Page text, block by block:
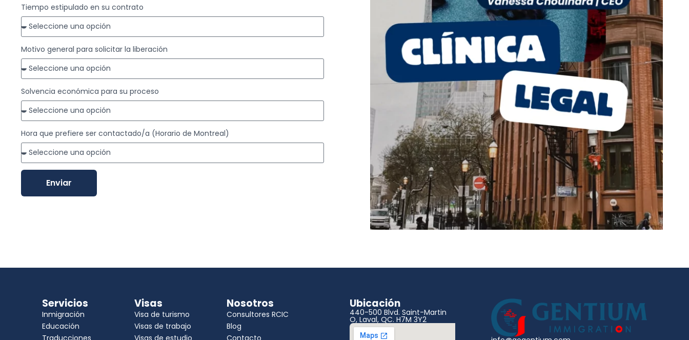
Tiempo estipulado en su contrato
Motivo general para solicitar la liberación
Solvencia económica para su proceso
Hora que prefiere ser contactado/a (Horario de Montreal)
Enviar
Servicios
Inmigración
Educación
Visas
Visa de turismo
Visas de trabajo
Nosotros
Consultores RCIC
Blog
Ubicación
440-500 Blvd. Saint-Martin
O, Laval, QC. H7M 3Y2